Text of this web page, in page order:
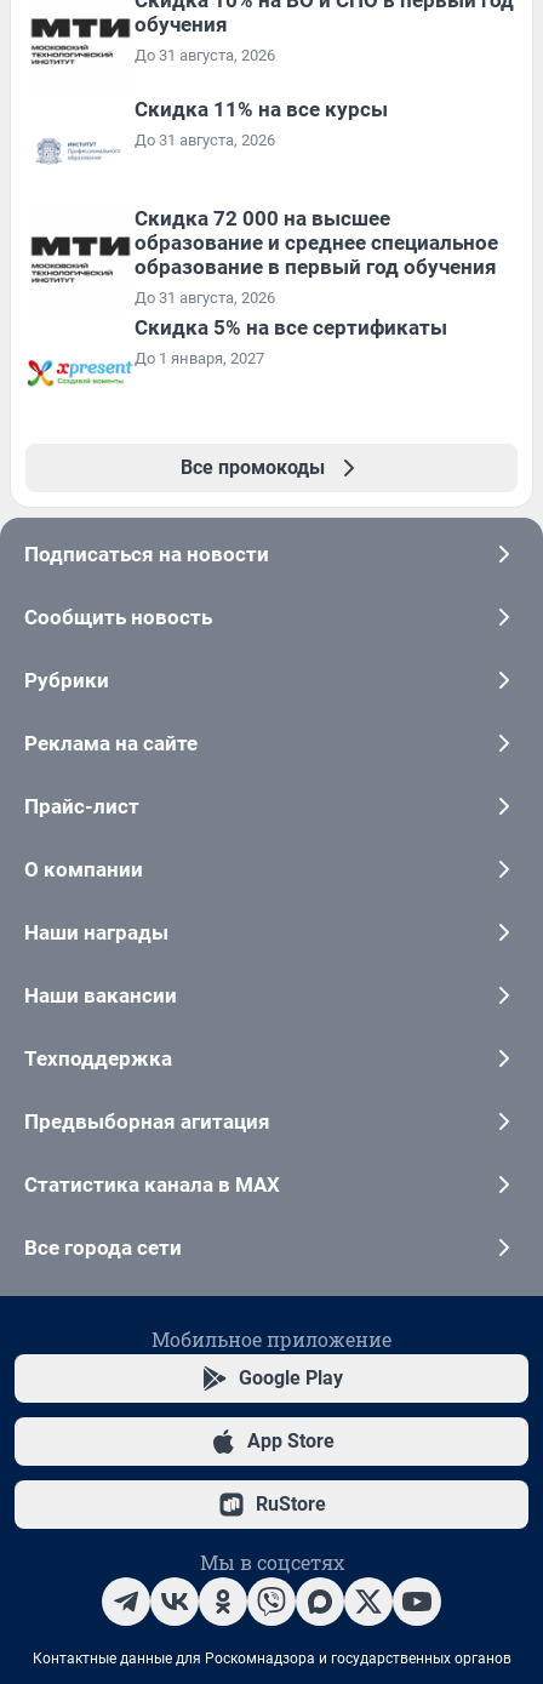
обучения
До 31 августа, 2026
Скидка 11% на все курсы
До 31 августа, 2026
Скидка 72 000 на высшее
образование и среднее специальное
образование в первый год обучения
До 31 августа, 2026
Скидка 5% на все сертификаты
До 1 января, 2027
Все промокоды
Подписаться на новости
Сообщить новость
Рубрики
Реклама на сайте
Прайс-лист
О компании
Наши награды
Наши вакансии
Техподдержка
Предвыборная агитация
Статистика канала в MAX
Все города сети
Мобильное приложение
Google Play
App Store
RuStore
Мы в соцсетях
Контактные данные для Роскомнадзора и государственных органов